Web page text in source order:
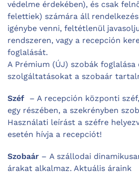
védelme érdekében), és csak
felettiek) számára áll
igénybe venni, feltétlenül
rendszeren, vagy a recepción
foglalását.
A Prémium (ÚJ) szobák foglalása
szolgáltatásokat a szobaár
Széf – A recepción központi
egy részében, a szekrényben
Használati leírást a széfre
esetén hívja a recepciót!
Szobaár – A szállodai
árakat alkalmaz. Aktuális áraink